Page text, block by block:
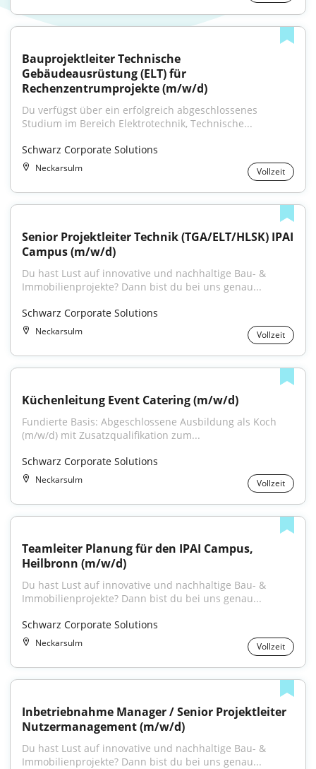
Bauprojektleiter Technische
Gebäudeausrüstung (ELT) für
Rechenzentrumprojekte (m/w/d)
Du verfügst über ein erfolgreich abgeschlossenes
Studium im Bereich Elektrotechnik, Technische...
Schwarz Corporate Solutions
Neckarsulm Vollzeit
Senior Projektleiter Technik (TGA/ELT/HLSK) IPAI
Campus (m/w/d)
Du hast Lust auf innovative und nachhaltige Bau- &
Immobilienprojekte? Dann bist du bei uns genau...
Schwarz Corporate Solutions
Neckarsulm Vollzeit
Küchenleitung Event Catering (m/w/d)
Fundierte Basis: Abgeschlossene Ausbildung als Koch
(m/w/d) mit Zusatzqualifikation zum...
Schwarz Corporate Solutions
Neckarsulm Vollzeit
Teamleiter Planung für den IPAI Campus,
Heilbronn (m/w/d)
Du hast Lust auf innovative und nachhaltige Bau- &
Immobilienprojekte? Dann bist du bei uns genau...
Schwarz Corporate Solutions
Neckarsulm Vollzeit
Inbetriebnahme Manager / Senior Projektleiter
Nutzermanagement (m/w/d)
Du hast Lust auf innovative und nachhaltige Bau- &
Immobilienprojekte? Dann bist du bei uns genau...